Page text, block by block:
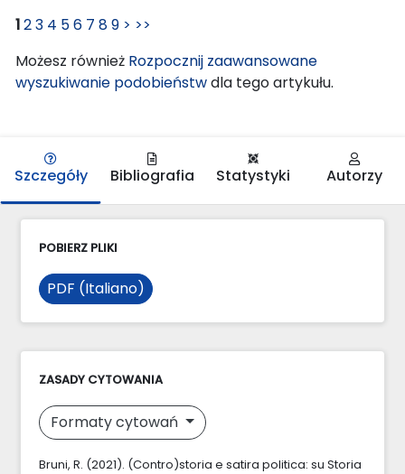
123 4 56 7 89 > >>
Możesz również Rozpocznij zaawansowane
wyszukiwanie podobieństwdla tego artykułu.
Szczegóły Bibliografia Statystyki Autorzy
POBIERZ PLIKI
PDF (Italiano)
ZASADY CYTOWANIA
Formaty cytowań
Bruni, R. (2021). (Contro)storia e satira politica: su Storia